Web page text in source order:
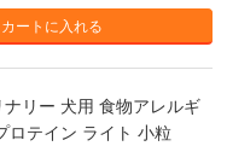
ートに入れる
リー 犬用 食物アレルギ
ロテイン ライト 小粒